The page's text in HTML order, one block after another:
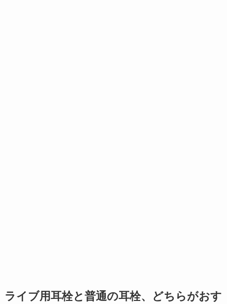
ライブ用耳栓と普通の耳栓、どちらがおす